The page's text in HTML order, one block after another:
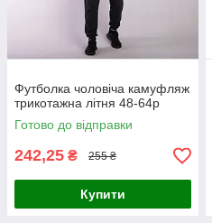
Футболка чоловіча камуфляж
трикотажна літня 48-64р
Готово до відправки
242,25 ₴ 255 ₴
Купити